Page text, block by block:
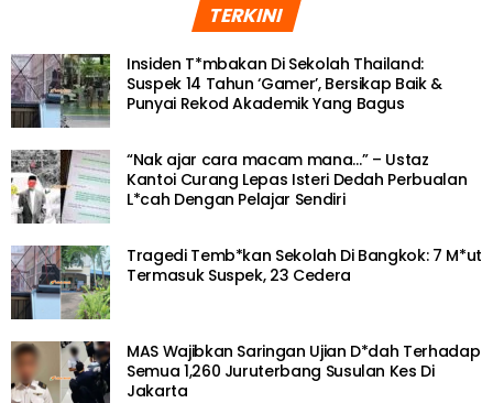
TERKINI
Insiden T*mbakan Di Sekolah Thailand:
Suspek 14 Tahun ‘Gamer’, Bersikap Baik &
Punyai Rekod Akademik Yang Bagus
“Nak ajar cara macam mana…” – Ustaz
Kantoi Curang Lepas Isteri Dedah Perbualan
L*cah Dengan Pelajar Sendiri
Tragedi Temb*kan Sekolah Di Bangkok: 7 M*ut
Termasuk Suspek, 23 Cedera
MAS Wajibkan Saringan Ujian D*dah Terhadap
Semua 1,260 Juruterbang Susulan Kes Di
Jakarta